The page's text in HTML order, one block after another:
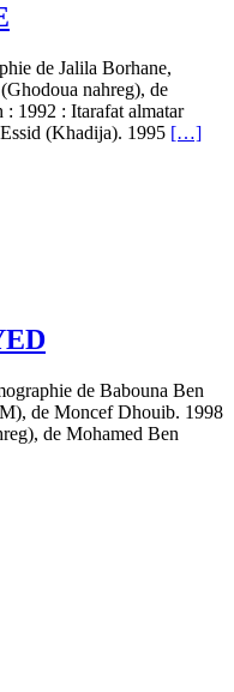
de Jalila Borhane,
nahreg), de
1992 : Itarafat almatar
(Khadija). 1995 […]
de Babouna Ben
de Moncef Dhouib. 1998
de Mohamed Ben